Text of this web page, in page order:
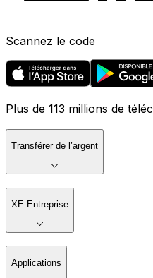
Scannez le code
Plus de 113 millions de
Transférer de l’argent
XE Entreprise
Applications